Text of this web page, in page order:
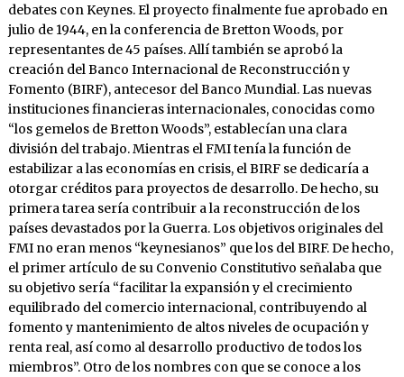
debates con Keynes. El proyecto finalmente fue aprobado en
julio de 1944, en la conferencia de Bretton Woods, por
representantes de 45 países. Allí también se aprobó la
creación del Banco Internacional de Reconstrucción y
Fomento (BIRF), antecesor del Banco Mundial. Las nuevas
instituciones financieras internacionales, conocidas como
“los gemelos de Bretton Woods”, establecían una clara
división del trabajo. Mientras el FMI tenía la función de
estabilizar a las economías en crisis, el BIRF se dedicaría a
otorgar créditos para proyectos de desarrollo. De hecho, su
primera tarea sería contribuir a la reconstrucción de los
países devastados por la Guerra. Los objetivos originales del
FMI no eran menos “keynesianos” que los del BIRF. De hecho,
el primer artículo de su Convenio Constitutivo señalaba que
su objetivo sería “facilitar la expansión y el crecimiento
equilibrado del comercio internacional, contribuyendo al
fomento y mantenimiento de altos niveles de ocupación y
renta real, así como al desarrollo productivo de todos los
miembros”. Otro de los nombres con que se conoce a los